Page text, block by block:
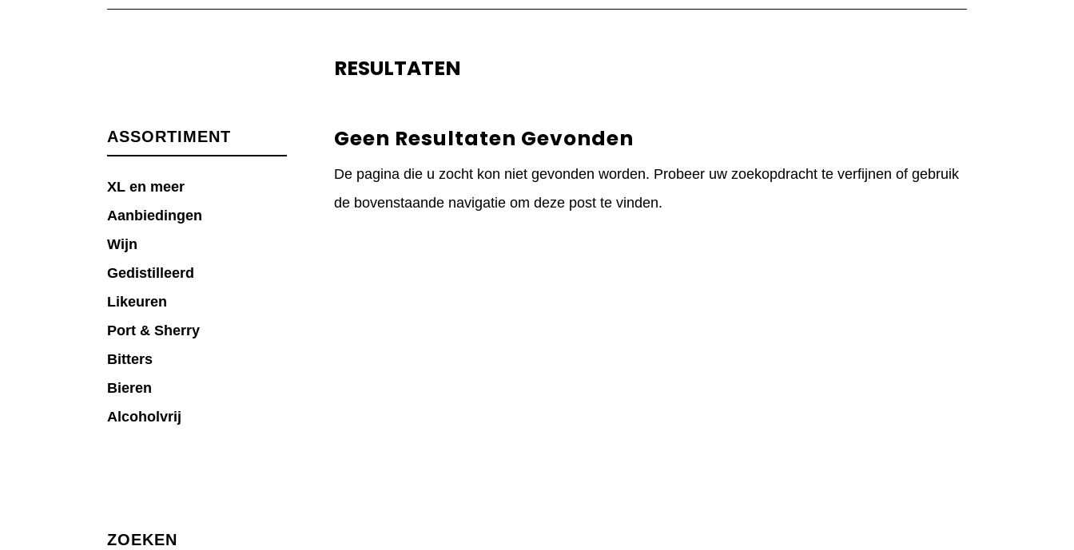
RESULTATEN
ASSORTIMENT
XL en meer
Aanbiedingen
Wijn
Gedistilleerd
Likeuren
Port & Sherry
Bitters
Bieren
Alcoholvrij
ZOEKEN
Geen Resultaten Gevonden
De pagina die u zocht kon niet gevonden worden. Probeer uw zoekopdracht te verfijnen of gebruik
de bovenstaande navigatie om deze post te vinden.